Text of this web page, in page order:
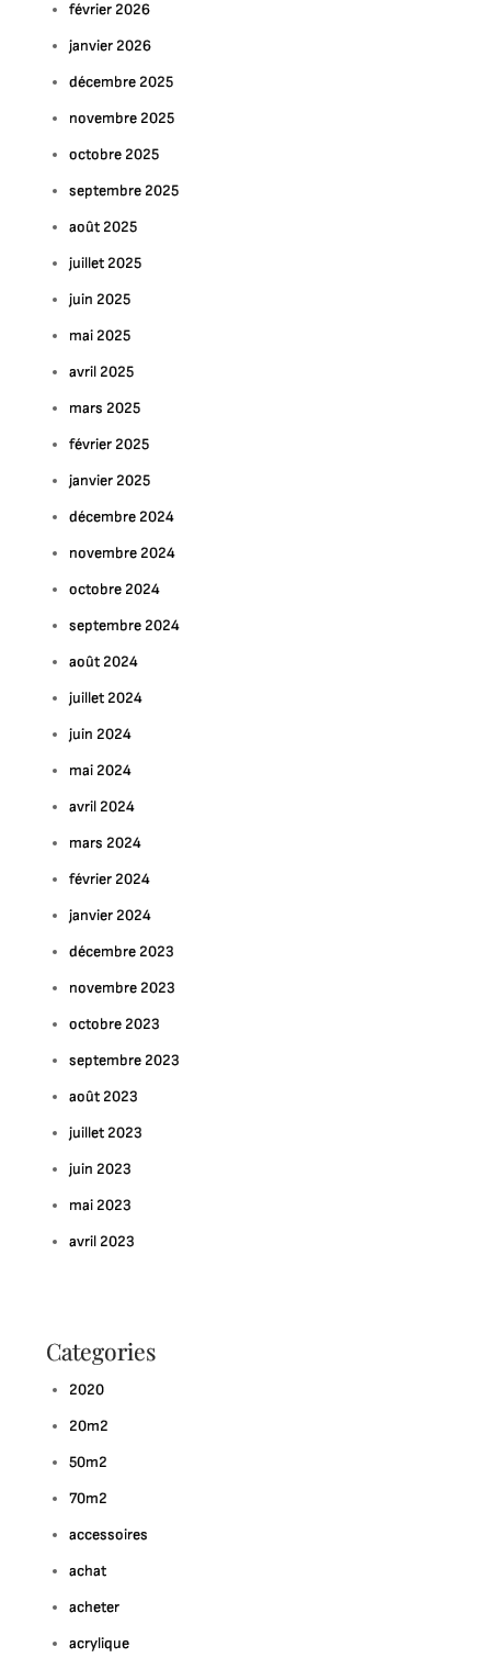
février 2026
janvier 2026
décembre 2025
novembre 2025
octobre 2025
septembre 2025
août 2025
juillet 2025
juin 2025
mai 2025
avril 2025
mars 2025
février 2025
janvier 2025
décembre 2024
novembre 2024
octobre 2024
septembre 2024
août 2024
juillet 2024
juin 2024
mai 2024
avril 2024
mars 2024
février 2024
janvier 2024
décembre 2023
novembre 2023
octobre 2023
septembre 2023
août 2023
juillet 2023
juin 2023
mai 2023
avril 2023
Categories
2020
20m2
50m2
70m2
accessoires
achat
acheter
acrylique